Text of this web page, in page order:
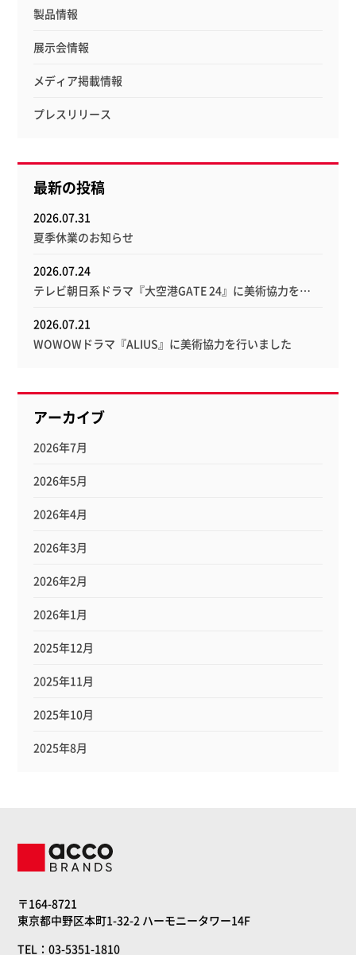
製品情報
展示会情報
メディア掲載情報
プレスリリース
最新の投稿
2026.07.31
夏季休業のお知らせ
2026.07.24
テレビ朝日系ドラマ『大空港GATE 24』に美術協力を…
2026.07.21
WOWOWドラマ『ALIUS』に美術協力を行いました
アーカイブ
2026年7月
2026年5月
2026年4月
2026年3月
2026年2月
2026年1月
2025年12月
2025年11月
2025年10月
2025年8月
〒164-8721
東京都中野区本町1-32-2 ハーモニータワー14F
TEL：03-5351-1810